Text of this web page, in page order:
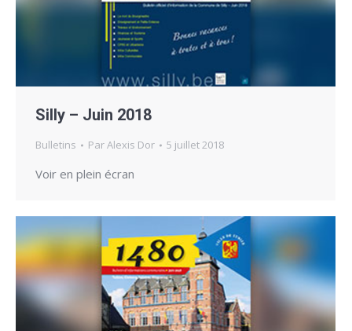
Silly – Juin 2018
Bulletins ParAlexis Dor 5 juillet 2018
Voir en plein écran